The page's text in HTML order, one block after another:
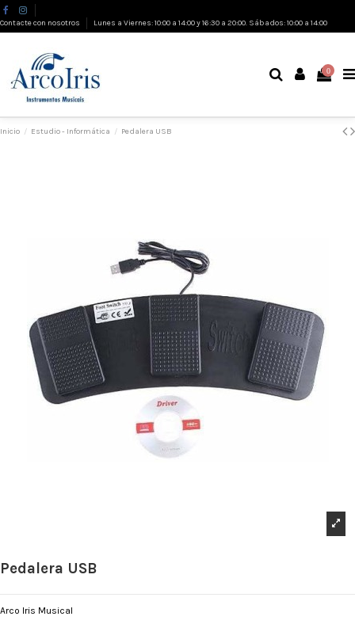
Contacte con nosotros Lunes a Viernes: 10:00 a 14:00 y 16:30 a 20:00. Sábados: 10:00 a 14:00
0
Inicio Estudio - Informática Pedalera USB
Pedalera USB
Arco Iris Musical